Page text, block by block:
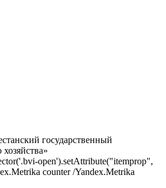
государственный
open').setAttribute("itemprop",
counter/Yandex.Metrika